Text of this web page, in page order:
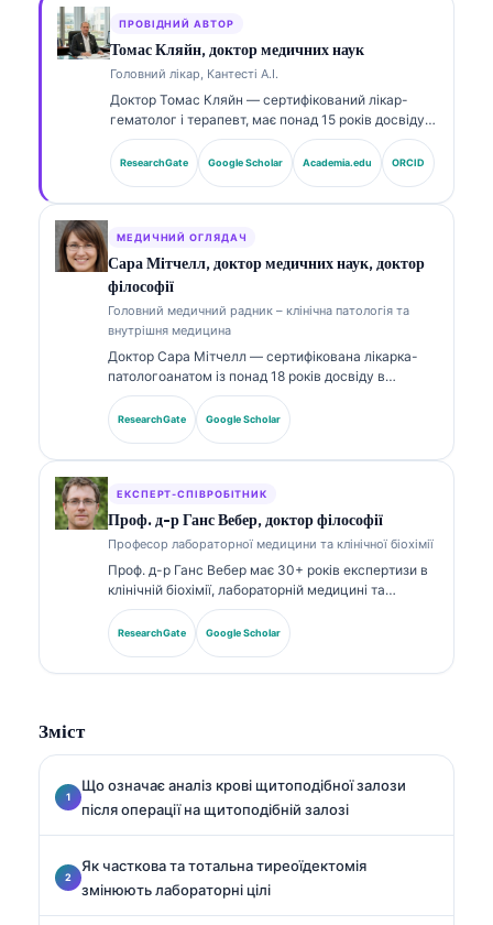
ПРОВІДНИЙ АВТОР
Томас Кляйн, доктор медичних наук
Головний лікар, Кантесті А.І.
Доктор Томас Кляйн — сертифікований лікар-
гематолог і терапевт, має понад 15 років досвіду в
лабораторній медицині та AI-асистованому
клінічному аналізі. Як головний медичний
директор (Chief Medical Officer) у Kantesti AI він
публікується щодо інтерпретації біомаркерів і
лабораторної діагностики з тем лабораторної
медицини.
ResearchGate Google Scholar Academia.edu ORCID
МЕДИЧНИЙ ОГЛЯДАЧ
Сара Мітчелл, доктор медичних наук, доктор
філософії
Головний медичний радник – клінічна патологія та
внутрішня медицина
Доктор Сара Мітчелл — сертифікована лікарка-
патологоанатом із понад 18 років досвіду в
лабораторній медицині та діагностичному аналізі.
Вона має спеціалізовані сертифікати з клінічної
хімії та широко публікувалася щодо панелей
ResearchGate Google Scholar
ЕКСПЕРТ-СПІВРОБІТНИК
Проф. д-р Ганс Вебер, доктор філософії
Професор лабораторної медицини та клінічної біохімії
Проф. д-р Ганс Вебер має 30+ років експертизи в
клінічній біохімії, лабораторній медицині та
дослідженнях біомаркерів. Колишній президент
Німецького товариства клінічної хімії, він
спеціалізується на аналізі діагностичних панелей,
ResearchGate Google Scholar
Зміст
Що означає аналіз крові щитоподібної залози
після операції на щитоподібній залозі
Як часткова та тотальна тиреоїдектомія
змінюють лабораторні цілі